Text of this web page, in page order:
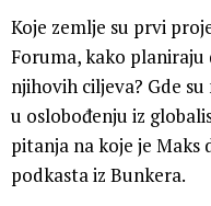
Koje zemlje su prvi
Foruma, kako planiraju
njihovih ciljeva? Gde su
u oslobođenju iz
pitanja na koje je
podkasta iz Bunkera.